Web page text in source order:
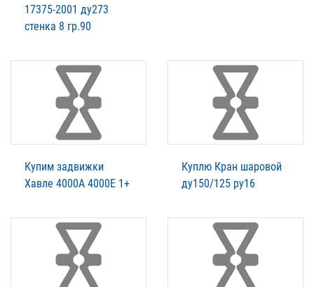
17375-2001 ду273
стенка 8 гр.90
Купим задвижки
Xавле 4000А 4000Е 1+
Куплю Кран шаровой
ду150/125 ру16